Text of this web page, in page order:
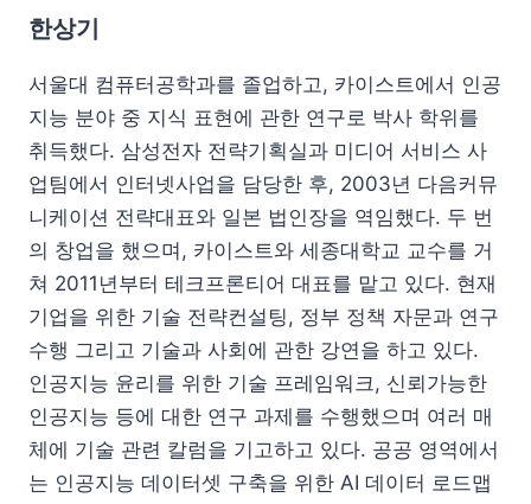
한상기
서울대 컴퓨터공학과를 졸업하고, 카이스트에서 인공
지능 분야 중 지식 표현에 관한 연구로 박사 학위를
취득했다. 삼성전자 전략기획실과 미디어 서비스 사
업팀에서 인터넷사업을 담당한 후, 2003년 다음커뮤
니케이션 전략대표와 일본 법인장을 역임했다. 두 번
의 창업을 했으며, 카이스트와 세종대학교 교수를 거
쳐 2011년부터 테크프론티어 대표를 맡고 있다. 현재
기업을 위한 기술 전략컨설팅, 정부 정책 자문과 연구
수행 그리고 기술과 사회에 관한 강연을 하고 있다.
인공지능 윤리를 위한 기술 프레임워크, 신뢰가능한
인공지능 등에 대한 연구 과제를 수행했으며 여러 매
체에 기술 관련 칼럼을 기고하고 있다. 공공 영역에서
는 인공지능 데이터셋 구축을 위한 AI 데이터 로드맵